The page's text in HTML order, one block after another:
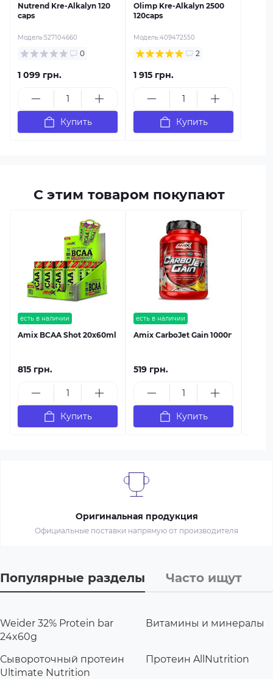
Nutrend Kre-Alkalyn 120
caps
Модель:527104660
0
1 099 грн.
Купить
Olimp Kre-Alkalyn 2500
120caps
Модель:409472550
2
1 915 грн.
Купить
С этим товаром покупают
есть в наличии
Amix BCAA Shot 20x60ml
815 грн.
Купить
есть в наличии
Amix CarboJet Gain 1000г
519 грн.
Купить
Оригинальная продукция
Официальные поставки напрямую от производителя
Популярные разделы Часто ищут
Weider 32% Protein bar
24x60g
Витамины и минералы
Сывороточный протеин
Ultimate Nutrition
Протеин AllNutrition